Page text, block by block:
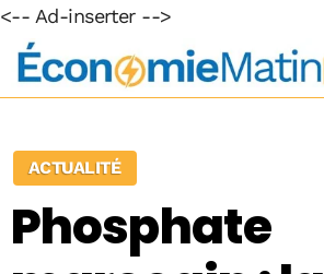
<-- Ad-inserter -->
ACTUALITÉ
Phosphate